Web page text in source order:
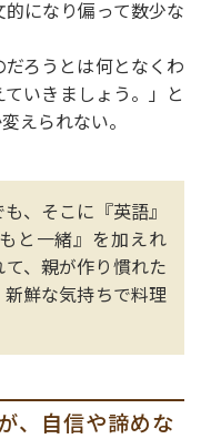
になり偏って数少な
ろうとは何となくわ
いきましょう。」と
えられない。
、そこに『英語』
と一緒』を加えれ
、親が作り慣れた
鮮な気持ちで料理
、自信や諦めな